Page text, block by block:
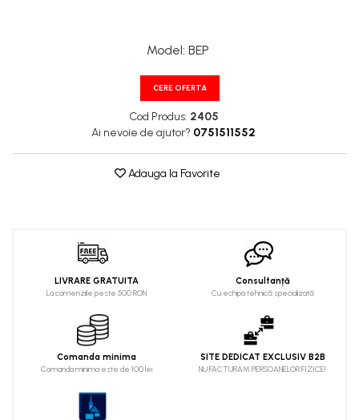
Model: BEP
CERE OFERTA
Cod Produs: 2405
Ai nevoie de ajutor? 0751511552
Adauga la Favorite
LIVRARE GRATUITA
La comenziile peste 500 RON
Consultanță
Cu echipa tehnică specializată
Comanda minima
Comanda minima este de 100 lei
SITE DEDICAT EXCLUSIV B2B
NU FACTURAM PERSOANELOR FIZICE!